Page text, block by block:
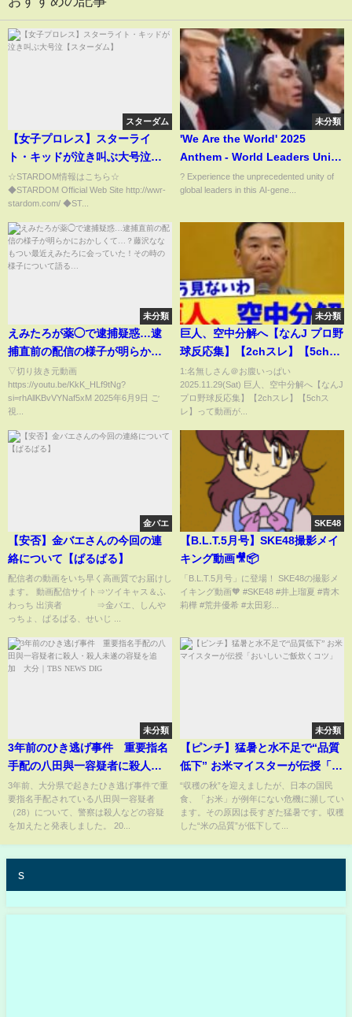
スターダム
【女子プロレス】スターライ
ト・キッドが泣き叫ぶ大号泣
【スターダム】
☆STARDOM情報はこちら☆
◆STARDOM Official Web Site http://wwr-
stardom.com/ ◆ST...
未分類
'We Are the World' 2025
Anthem - World Leaders Unite
in AI-Generated Song
? Experience the unprecedented unity of
global leaders in this AI-gene...
未分類
えみたろが薬◯で逮捕疑惑…逮
捕直前の配信の様子が明らかに
おかしくて…？藤沢ななもつい
最近えみたろに会っていた！そ
の時の様子について語る…
▽切り抜き元動画
https://youtu.be/KkK_HLf9tNg?
si=rhAllKBvVYNaf5xM 2025年6月9日 ご
視...
未分類
巨人、空中分解へ【なんJ プロ野
球反応集】【2chスレ】【5chス
レ】
1:名無しさん＠お腹いっぱい
2025.11.29(Sat) 巨人、空中分解へ【なんJ
プロ野球反応集】【2chスレ】【5chス
レ】って動画が...
金バエ
【安否】金バエさんの今回の連
絡について【ぱるぱる】
配信者の動画をいち早く高画質でお届けし
ます。 動画配信サイト⇒ツイキャス＆ふ
わっち 出演者 ⇒金バエ、しんや
っちょ、ぱるぱる、せいじ ...
SKE48
【B.L.T.5月号】SKE48撮影メイ
キング動画🎥📦
「B.L.T.5月号」に登場！ SKE48の撮影メ
イキング動画🧡 #SKE48 #井上瑠夏 #青木
莉樺 #荒井優希 #太田彩...
未分類
3年前のひき逃げ事件 重要指名
手配の八田與一容疑者に殺人・
殺人未遂の容疑を追加 大分｜
TBS NEWS DIG
3年前、大分県で起きたひき逃げ事件で重
要指名手配されている八田與一容疑者
（28）について、警察は殺人などの容疑
を加えたと発表しました。 20...
未分類
【ピンチ】猛暑と水不足で“品質
低下” お米マイスターが伝授「お
いしいご飯炊くコツ」
“収穫の秋”を迎えましたが、日本の国民
食、「お米」が例年にない危機に瀕してい
ます。その原因は長すぎた猛暑です。収穫
した“米の品質”が低下して...
s